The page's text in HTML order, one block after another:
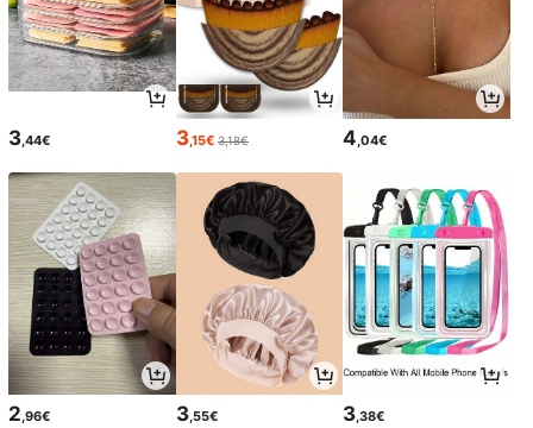
3,44€ 3,15€ 3,18€ 4,04€
2,96€ 3,55€ 3,38€